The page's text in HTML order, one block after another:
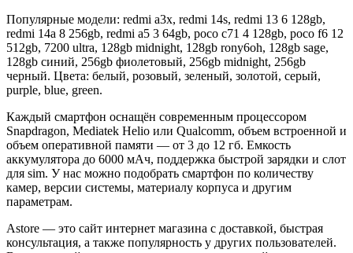
Популярные модели: redmi a3x, redmi 14s, redmi 13 6 128gb,
redmi 14a 8 256gb, redmi a5 3 64gb, poco c71 4 128gb, poco f6 12
512gb, 7200 ultra, 128gb midnight, 128gb rony6oh, 128gb sage,
128gb синий, 256gb фиолетовый, 256gb midnight, 256gb
черный. Цвета: белый, розовый, зеленый, золотой, серый,
purple, blue, green.
Каждый смартфон оснащён современным процессором
Snapdragon, Mediatek Helio или Qualcomm, объем встроенной и
объем оперативной памяти — от 3 до 12 гб. Емкость
аккумулятора до 6000 мАч, поддержка быстрой зарядки и слот
для sim. У нас можно подобрать смартфон по количеству
камер, версии системы, материалу корпуса и другим
параметрам.
Astore — это сайт интернет магазина с доставкой, быстрая
консультация, а также популярность у других пользователей.